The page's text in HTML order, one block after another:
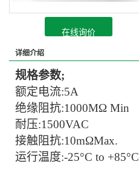
在线询价
详细介绍
规格参数;
额定电流:5A
绝缘阻抗:1000MΩ Min
耐压:1500VAC
接触阻抗:10mΩMax.
运行温度:-25°C to +85°C